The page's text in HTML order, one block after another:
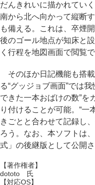
だんきれいに描かれてい
南から北へ向かって縦断
も備える。これは、卒煙
後のゴール地点が知床と
く行程を地図画面で閲覧で
そのほか日記機能も搭
る“グッジョブ画面”では
できた一本おばけの数”を
り付けることが可能。“一
きごとと合わせて記録し
ろう。なお、本ソフトは
式」の後継版として公開さ
【著作権者】
dototo 氏
【対応OS】